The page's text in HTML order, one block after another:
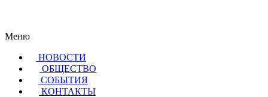
Меню
НОВОСТИ
ОБЩЕСТВО
CОБЫТИЯ
КОНТАКТЫ